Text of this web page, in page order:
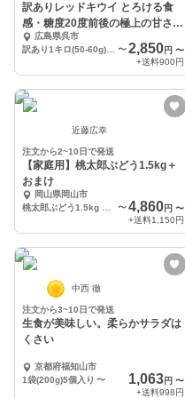
訳ありレッドキウイ とろける食
感・糖度20度前後の極上の甘さの
希少品種
広島県呉市
〜 2,850円 〜
+送料900円
近藤広幸
注文から2~10日で発送
【家庭用】桃太郎ぶどう1.5kg＋
おまけ
岡山県岡山市
〜 4,860円 〜
+送料1,150円
中西 徹
注文から3~10日で発送
生食が美味しい。柔らかサラダは
くさい
京都府福知山市
1袋(200g)5個入り 〜 1,063円 〜
+送料998円